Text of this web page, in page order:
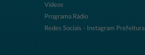
Vídeos
Programa Rádio
Redes Sociais - Instagram Prefeitura